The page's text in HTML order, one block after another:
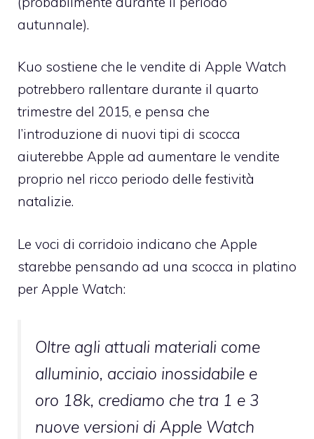
autunnale).
Kuo sostiene che le vendite di Apple Watch
potrebbero rallentare durante il quarto
trimestre del 2015, e pensa che
l’introduzione di nuovi tipi di scocca
aiuterebbe Apple ad aumentare le vendite
proprio nel ricco periodo delle festività
natalizie.
Le voci di corridoio indicano che Apple
starebbe pensando ad una scocca in platino
per Apple Watch:
Oltre agli attuali materiali come
alluminio, acciaio inossidabile e
oro 18k, crediamo che tra 1 e 3
nuove versioni di Apple Watch